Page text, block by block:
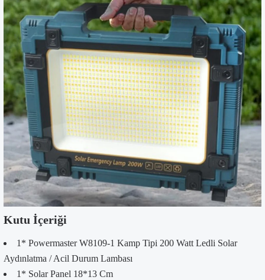
Kutu İçeriği
1* Powermaster W8109-1 Kamp Tipi 200 Watt Ledli Solar
Aydınlatma / Acil Durum Lambası
1* Solar Panel 18*13 Cm